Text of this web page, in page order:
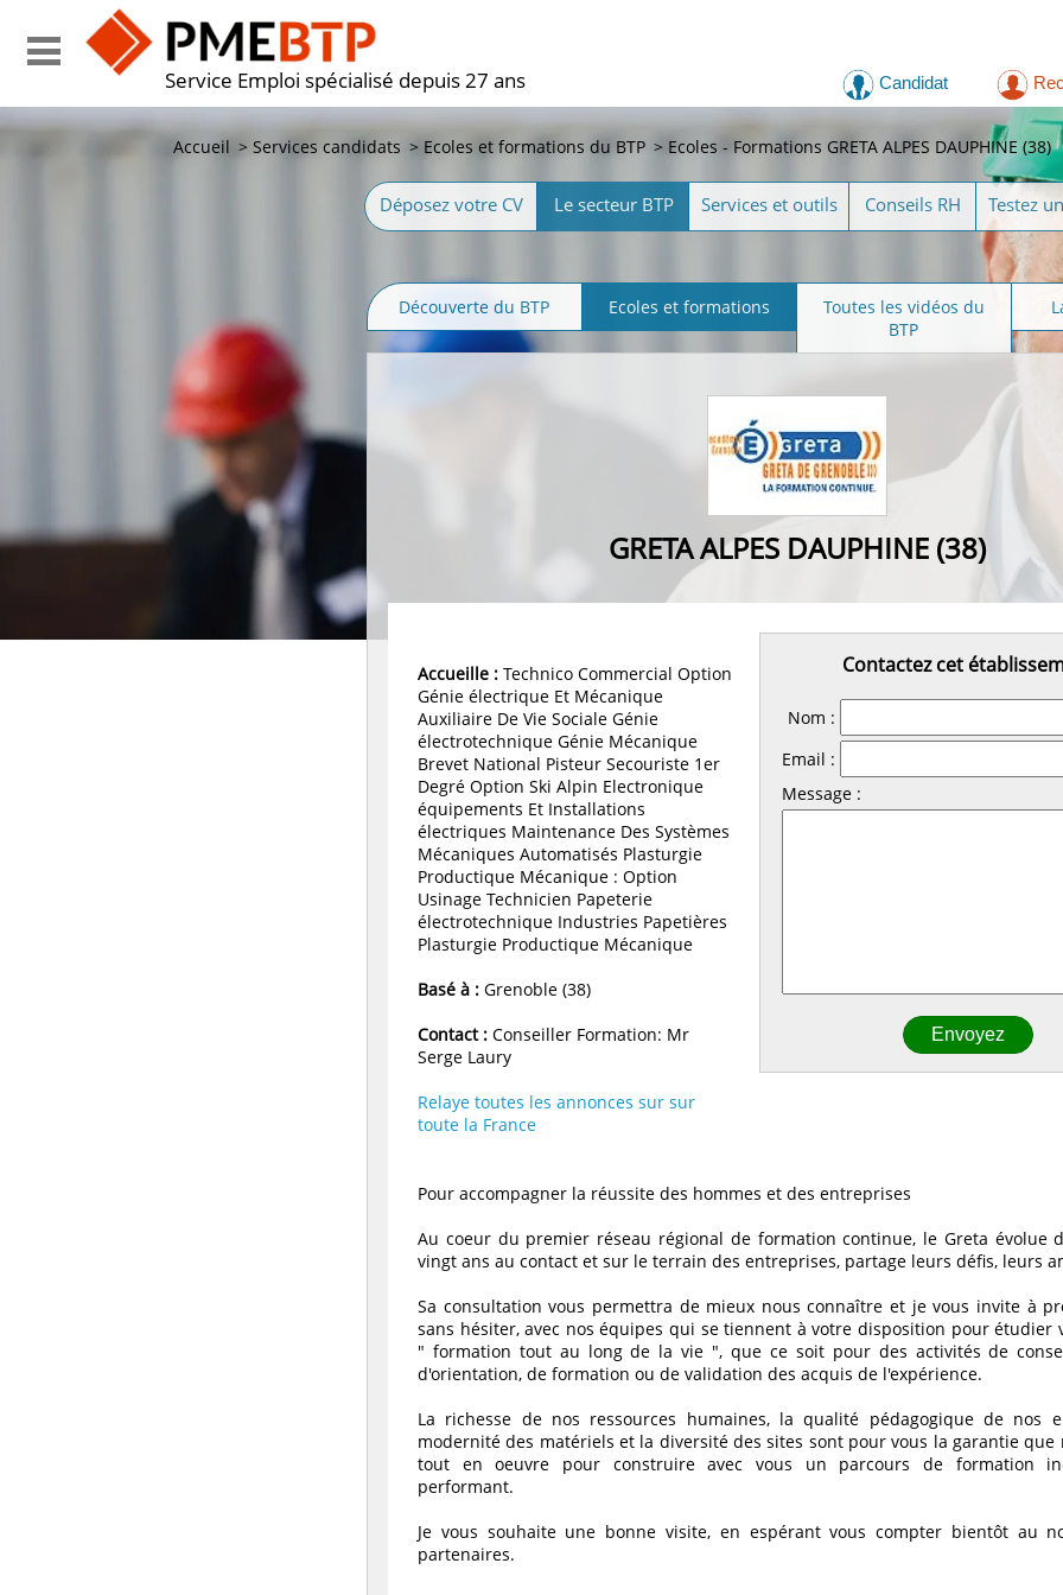
Service Emploi spécialisé depuis 27 ans Candidat
Accueil > Services candidats > Ecoles et formations du BTP > Ecoles - Formations GRETA ALPES DAUPHINE (38)
Déposez votre CV Le secteur BTP Services et outils Conseils RH Testez
Découverte du BTP Ecoles et formations
Toutes les vidéos du
BTP
GRETA ALPES DAUPHINE (38)
Accueille : Technico Commercial Option
Génie électrique Et Mécanique
Auxiliaire De Vie Sociale Génie
électrotechnique Génie Mécanique
Brevet National Pisteur Secouriste 1er
Degré Option Ski Alpin Electronique
équipements Et Installations
électriques Maintenance Des Systèmes
Mécaniques Automatisés Plasturgie
Productique Mécanique : Option
Usinage Technicien Papeterie
électrotechnique Industries Papetières
Plasturgie Productique Mécanique
Basé à : Grenoble (38)
Contact : Conseiller Formation: Mr
Serge Laury
Relaye toutes les annonces sur sur
toute la France
Contactez cet
Nom :
Email :
Message :
Pour accompagner la réussite des hommes et des entreprises
Au coeur du premier réseau régional de formation continue, le Greta évolue
vingt ans au contact et sur le terrain des entreprises, partage leurs défis, leurs
Sa consultation vous permettra de mieux nous connaître et je vous invite à
sans hésiter, avec nos équipes qui se tiennent à votre disposition pour étudier
" formation tout au long de la vie ", que ce soit pour des activités de
d'orientation, de formation ou de validation des acquis de l'expérience.
La richesse de nos ressources humaines, la qualité pédagogique de nos
modernité des matériels et la diversité des sites sont pour vous la garantie que
tout en oeuvre pour construire avec vous un parcours de formation
performant.
Je vous souhaite une bonne visite, en espérant vous compter bientôt au
partenaires.